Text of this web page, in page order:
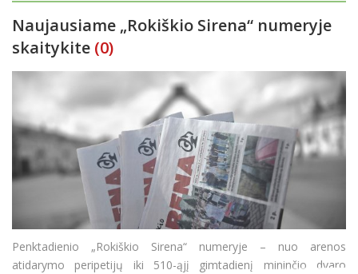
Naujausiame „Rokiškio Sirena“ numeryje
skaitykite (0)
Penktadienio „Rokiškio Sirena“ numeryje – nuo arenos
atidarymo peripetijų iki 510-ąjį gimtadienį mininčio dvaro